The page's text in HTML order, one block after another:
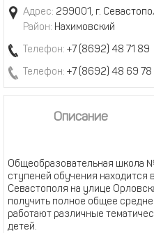
Адрес: 299001, г.
Район: Нахимовский
Телефон: +7 (8692) 48 71 89
Телефон: +7 (8692) 48 69 78
Описание
Общеобразовательная школа
ступеней обучения находится
Севастополя на улице
получить полное общее
работают различные
детей.